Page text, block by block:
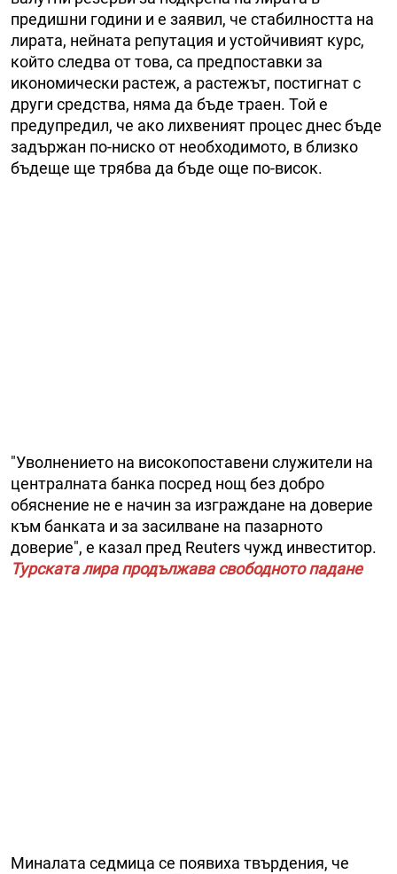
предишни години и е заявил, че стабилността на
лирата, нейната репутация и устойчивият курс,
който следва от това, са предпоставки за
икономически растеж, а растежът, постигнат с
други средства, няма да бъде траен. Той е
предупредил, че ако лихвеният процес днес бъде
задържан по-ниско от необходимото, в близко
бъдеще ще трябва да бъде още по-висок.
"Уволнението на високопоставени служители на
централната банка посред нощ без добро
обяснение не е начин за изграждане на доверие
към банката и за засилване на пазарното
доверие", е казал пред Reuters чужд инвеститор.
Турската лира продължава свободното падане
Миналата седмица се появиха твърдения, че